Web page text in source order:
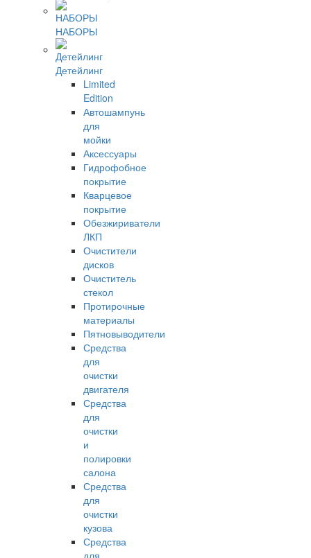
НАБОРЫ
Детейлинг
Limited
Edition
Автошампунь
для
мойки
Аксессуары
Гидрофобное
покрытие
Кварцевое
покрытие
Обезжириватели
ЛКП
Очистители
дисков
Очиститель
стекол
Протирочные
материалы
Пятновыводители
Средства
для
очистки
двигателя
Средства
для
очистки
и
полировки
салона
Средства
для
очистки
кузова
Средства
для